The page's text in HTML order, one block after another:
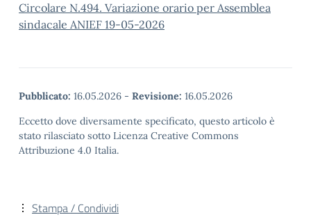
Circolare N.494. Variazione orario per Assemblea
sindacale ANIEF 19-05-2026
Pubblicato: 16.05.2026 - Revisione: 16.05.2026
Eccetto dove diversamente specificato, questo articolo è
stato rilasciato sotto Licenza Creative Commons
Attribuzione 4.0 Italia.
Stampa / Condividi